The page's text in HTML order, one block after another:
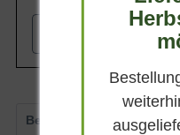
Bewertungen
2